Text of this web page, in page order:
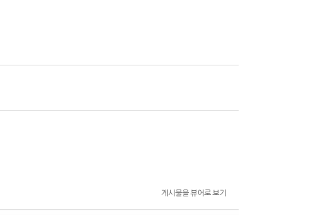
게시물을 뷰어로 보기